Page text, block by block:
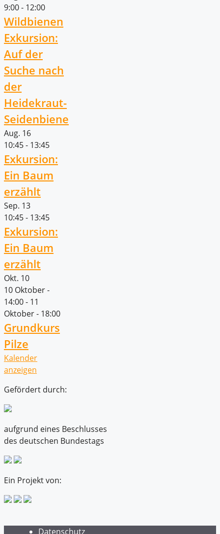
9:00- 12:00
Wildbienen
Exkursion:
Auf der
Suche nach
der
Heidekraut-
Seidenbiene
Aug. 16
10:45- 13:45
Exkursion:
Ein Baum
erzählt
Sep. 13
10:45- 13:45
Exkursion:
Ein Baum
erzählt
Okt. 10
10 Oktober -
14:00- 11
Oktober - 18:00
Grundkurs
Pilze
Kalender
anzeigen
Gefördert durch:
aufgrund eines Beschlusses
des deutschen Bundestags
Ein Projekt von:
Datenschutz